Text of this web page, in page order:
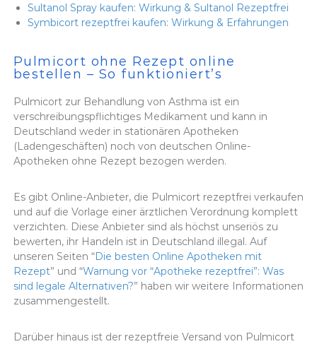
Sultanol Spray kaufen: Wirkung & Sultanol Rezeptfrei
Symbicort rezeptfrei kaufen: Wirkung & Erfahrungen
Pulmicort ohne Rezept online
bestellen – So funktioniert’s
Pulmicortzur Behandlung von Asthma ist ein
verschreibungspflichtiges Medikament und kann in
Deutschland weder in stationären Apotheken
(Ladengeschäften) noch von deutschen Online-
Apotheken ohne Rezept bezogen werden.
Es gibt Online-Anbieter, die Pulmicortrezeptfrei verkaufen
und auf die Vorlage einer ärztlichen Verordnung komplett
verzichten. Diese Anbieter sind als höchst unseriös zu
bewerten, ihr Handeln ist in Deutschland illegal. Auf
unseren Seiten “Die besten Online Apotheken mit
Rezept” und “Warnung vor “Apotheke rezeptfrei”: Was
sind legale Alternativen?” haben wir weitere Informationen
zusammengestellt.
Darüber hinaus ist der rezeptfreie Versand von Pulmicort